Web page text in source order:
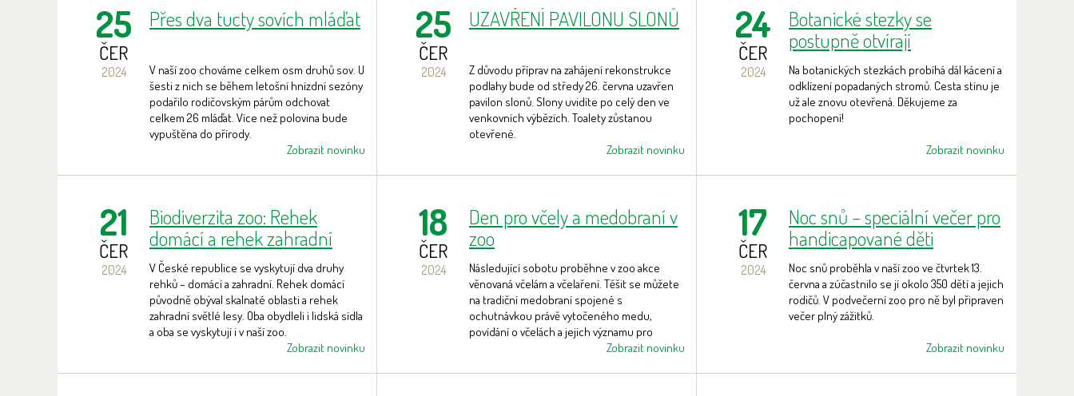
25
ČER
2024
Přes dva tucty sovích mláďat
V naší zoo chováme celkem osm druhů sov. U
šesti z nich se během letošní hnízdní sezóny
podařilo rodičovským párům odchovat
celkem 26 mláďat. Více než polovina bude
vypuštěna do přírody.
Zobrazit novinku
25
ČER
2024
UZAVŘENÍ PAVILONU SLONŮ
Z důvodu příprav na zahájení rekonstrukce
podlahy bude od středy 26. června uzavřen
pavilon slonů. Slony uvidíte po celý den ve
venkovních výbězích. Toalety zůstanou
otevřené.
Zobrazit novinku
24
ČER
2024
Botanické stezky se
postupně otvírají
Na botanických stezkách probíhá dál kácení a
odklízení popadaných stromů. Cesta stínu je
už ale znovu otevřená. Děkujeme za
pochopení!
Zobrazit novinku
21
ČER
2024
Biodiverzita zoo: Rehek
domácí a rehek zahradní
V České republice se vyskytují dva druhy
rehků – domácí a zahradní. Rehek domácí
původně obýval skalnaté oblasti a rehek
zahradní světlé lesy. Oba obydleli i lidská sídla
a oba se vyskytují i v naší zoo.
Zobrazit novinku
18
ČER
2024
Den pro včely a medobraní v
zoo
Následující sobotu proběhne v zoo akce
věnovaná včelám a včelaření. Těšit se můžete
na tradiční medobraní spojené s
ochutnávkou právě vytočeného medu,
povídání o včelách a jejich významu pro
Zobrazit novinku
17
ČER
2024
Noc snů – speciální večer pro
handicapované děti
Noc snů proběhla v naší zoo ve čtvrtek 13.
června a zúčastnilo se jí okolo 350 dětí a jejich
rodičů. V podvečerní zoo pro ně byl připraven
večer plný zážitků.
Zobrazit novinku